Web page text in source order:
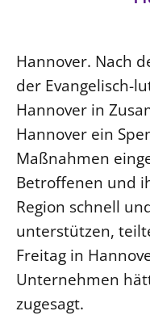
Hannover. Nach
der Evangelisch-
Hannover in
Hannover ein
Maßnahmen
Betroffenen und
Region schnell
unterstützen,
Freitag in
Unternehmen
zugesagt.
MITARBEIT
Ehrenamt
Beruf
Freie Stellen
BIBLIOTHEK &
SERVICE
Älterwerden im